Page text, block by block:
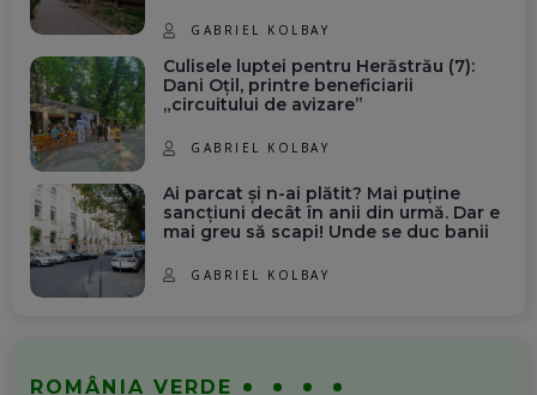
GABRIEL KOLBAY
Culisele luptei pentru Herăstrău (7):
Dani Oțil, printre beneficiarii
„circuitului de avizare”
GABRIEL KOLBAY
Ai parcat și n-ai plătit? Mai puține
sancțiuni decât în anii din urmă. Dar e
mai greu să scapi! Unde se duc banii
GABRIEL KOLBAY
ROMÂNIA VERDE